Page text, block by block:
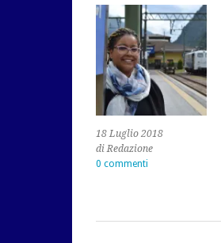
18 Luglio 2018
di Redazione
0 commenti